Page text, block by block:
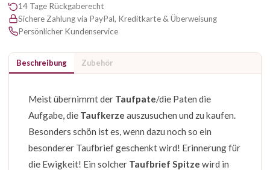
14 Tage Rückgaberecht
Sichere Zahlung via PayPal, Kreditkarte & Überweisung
Persönlicher Kundenservice
Beschreibung Zubehör
Meist übernimmt der Taufpate/die Paten die
Aufgabe, die Taufkerze auszusuchen und zu kaufen.
Besonders schön ist es, wenn dazu noch so ein
besonderer Taufbrief geschenkt wird! Erinnerung für
die Ewigkeit! Ein solcher Taufbrief Spitze wird in